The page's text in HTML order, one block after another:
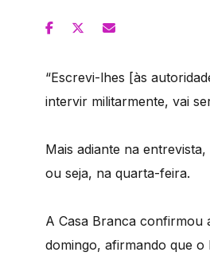
“Escrevi-lhes [às
intervir militarmente, vai
Mais adiante na
ou seja, na quarta-feira.
A Casa Branca confirmou
domingo, afirmando que